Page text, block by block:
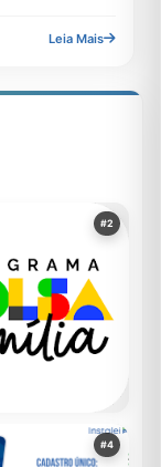
Leia Mais
#2
o Aplicativo
#4